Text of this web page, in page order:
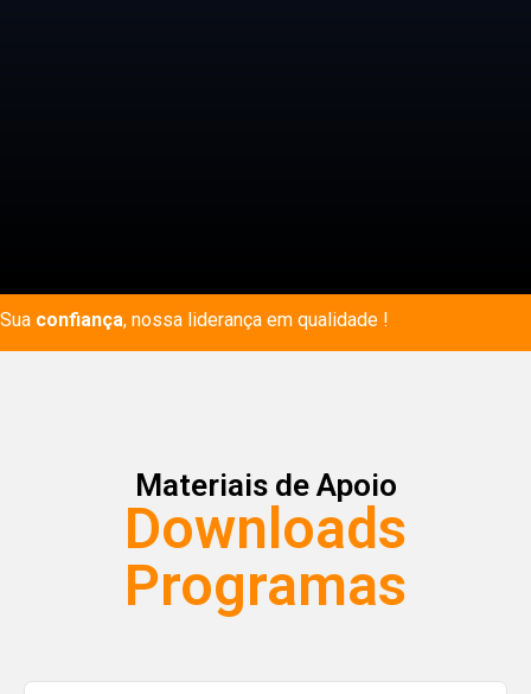
Sua confiança, nossa liderança em qualidade !
Materiais de Apoio
Downloads
Programas